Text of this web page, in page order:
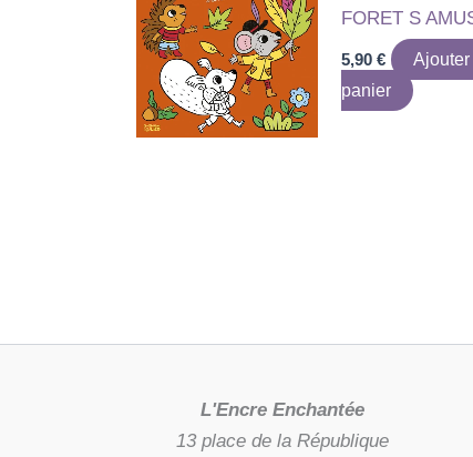
FORET S
5,90 €
Ajouter
panier
L'Encre Enchantée
13 place de la République